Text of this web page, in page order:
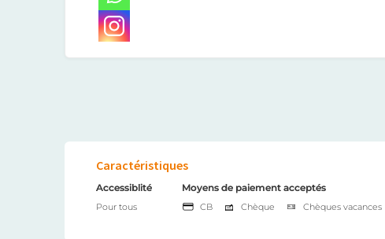
Caractéristiques
Accessiblité
Pour tous
Moyens de paiement acceptés
CB Chèque Chèques vacances